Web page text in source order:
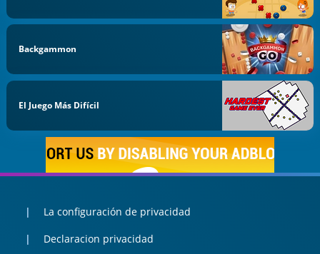
Backgammon
El Juego Más Difícil
La configuración de privacidad
Declaracion privacidad